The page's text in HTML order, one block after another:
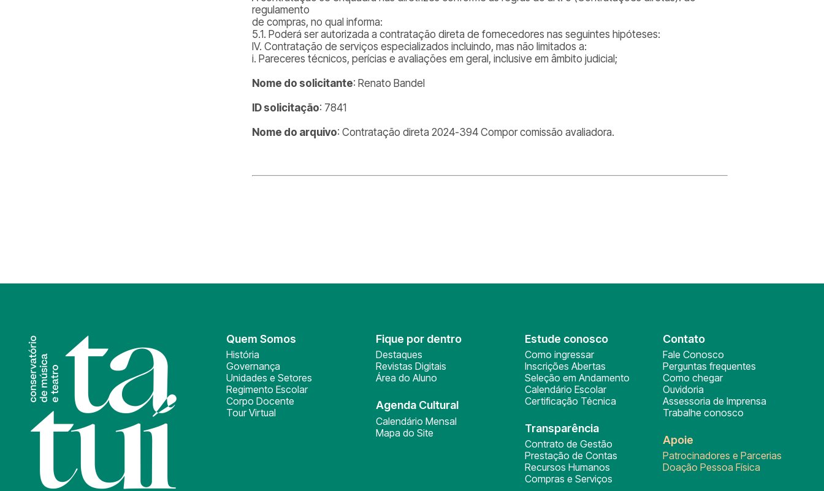
regulamento
de compras, no qual informa:
5.1. Poderá ser autorizada a contratação direta de fornecedores nas seguintes hipóteses:
IV. Contratação de serviços especializados incluindo, mas não limitados a:
i. Pareceres técnicos, perícias e avaliações em geral, inclusive em âmbito judicial;
Nome do solicitante: Renato Bandel
ID solicitação: 7841
Nome do arquivo: Contratação direta 2024-394 Compor comissão avaliadora.
Quem Somos
História
Governança
Unidades e Setores
Regimento Escolar
Corpo Docente
Tour Virtual
Fique por dentro
Destaques
Revistas Digitais
Área do Aluno
Agenda Cultural
Calendário Mensal
Mapa do Site
Estude conosco
Como ingressar
Inscrições Abertas
Seleção em Andamento
Calendário Escolar
Certificação Técnica
Transparência
Contrato de Gestão
Prestação de Contas
Recursos Humanos
Compras e Serviços
Contato
Fale Conosco
Perguntas frequentes
Como chegar
Ouvidoria
Assessoria de Imprensa
Trabalhe conosco
Apoie
Patrocinadores e Parcerias
Doação Pessoa Física